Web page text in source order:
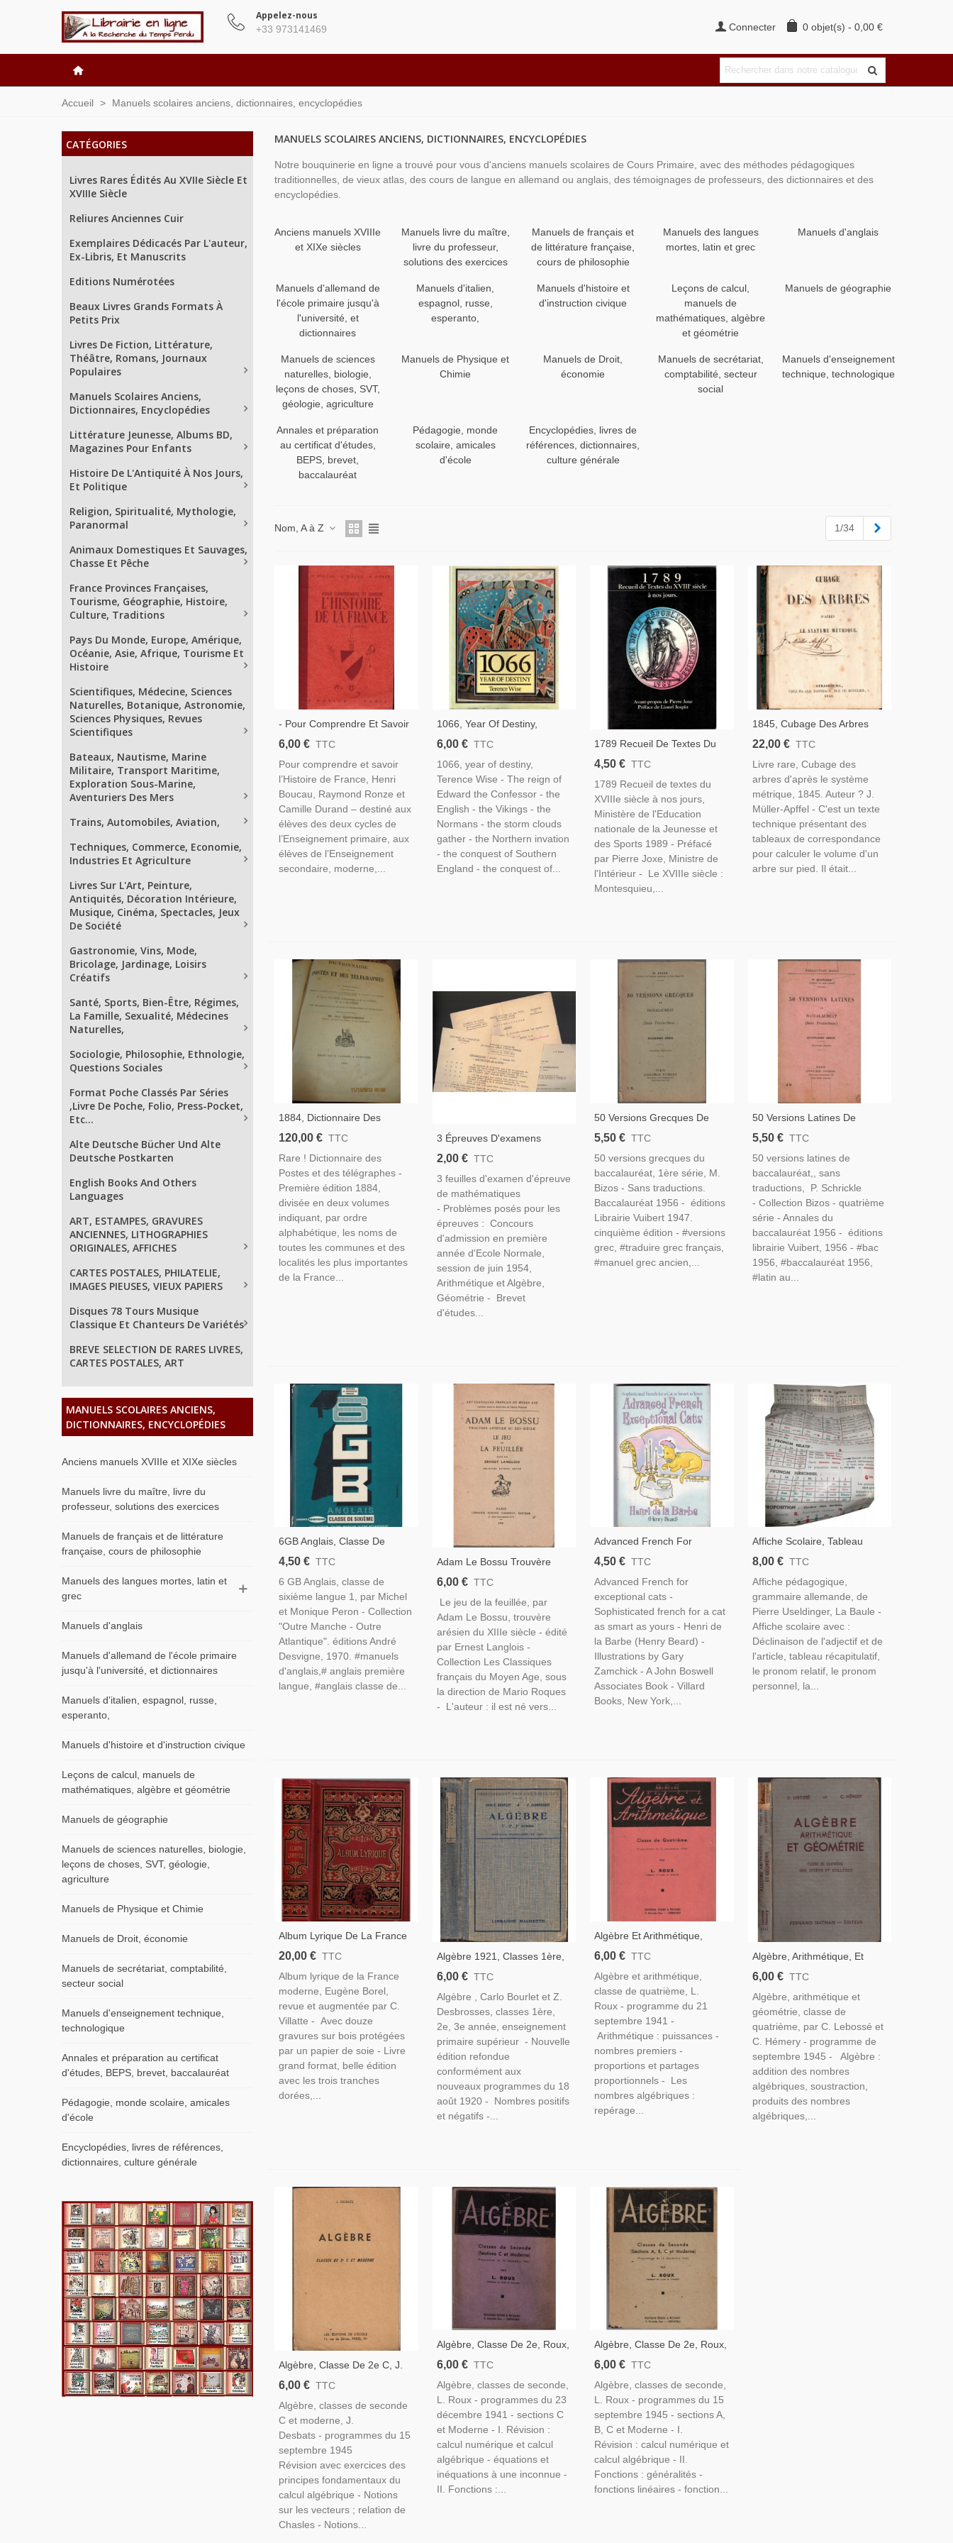
Appelez-nous
+33 973141469 Connecter 0 objet(s) - 0,00 €
Accueil > Manuels scolaires anciens, dictionnaires, encyclopédies
CATÉGORIES
Livres Rares Édités Au XVIIe Siècle Et
XVIIIe Siècle
Reliures Anciennes Cuir
Exemplaires Dédicacés Par L'auteur,
Ex-Libris, Et Manuscrits
Editions Numérotées
Beaux Livres Grands Formats À
Petits Prix
Livres De Fiction, Littérature,
Théâtre, Romans, Journaux
Populaires
Manuels Scolaires Anciens,
Dictionnaires, Encyclopédies
Littérature Jeunesse, Albums BD,
Magazines Pour Enfants
Histoire De L'Antiquité À Nos Jours,
Et Politique
Religion, Spiritualité, Mythologie,
Paranormal
Animaux Domestiques Et Sauvages,
Chasse Et Pêche
France Provinces Françaises,
Tourisme, Géographie, Histoire,
Culture, Traditions
Pays Du Monde, Europe, Amérique,
Océanie, Asie, Afrique, Tourisme Et
Histoire
Scientifiques, Médecine, Sciences
Naturelles, Botanique, Astronomie,
Sciences Physiques, Revues
Scientifiques
Bateaux, Nautisme, Marine
Militaire, Transport Maritime,
Exploration Sous-Marine,
Aventuriers Des Mers
Trains, Automobiles, Aviation,
Techniques, Commerce, Economie,
Industries Et Agriculture
Livres Sur L'Art, Peinture,
Antiquités, Décoration Intérieure,
Musique, Cinéma, Spectacles, Jeux
De Société
Gastronomie, Vins, Mode,
Bricolage, Jardinage, Loisirs
Créatifs
Santé, Sports, Bien-Être, Régimes,
La Famille, Sexualité, Médecines
Naturelles,
Sociologie, Philosophie, Ethnologie,
Questions Sociales
Format Poche Classés Par Séries
,Livre De Poche, Folio, Press-Pocket,
Etc...
Alte Deutsche Bücher Und Alte
Deutsche Postkarten
English Books And Others
Languages
ART, ESTAMPES, GRAVURES
ANCIENNES, LITHOGRAPHIES
ORIGINALES, AFFICHES
CARTES POSTALES, PHILATELIE,
IMAGES PIEUSES, VIEUX PAPIERS
Disques 78 Tours Musique
Classique Et Chanteurs De Variétés
BREVE SELECTION DE RARES LIVRES,
CARTES POSTALES, ART
MANUELS SCOLAIRES ANCIENS,
DICTIONNAIRES, ENCYCLOPÉDIES
Anciens manuels XVIIIe et XIXe siècles
Manuels livre du maître, livre du
professeur, solutions des exercices
Manuels de français et de littérature
française, cours de philosophie
Manuels des langues mortes, latin et
grec
Manuels d'anglais
Manuels d'allemand de l'école primaire
jusqu'à l'université, et dictionnaires
Manuels d'italien, espagnol, russe,
esperanto,
Manuels d'histoire et d'instruction civique
Leçons de calcul, manuels de
mathématiques, algèbre et géométrie
Manuels de géographie
Manuels de sciences naturelles, biologie,
leçons de choses, SVT, géologie,
agriculture
Manuels de Physique et Chimie
Manuels de Droit, économie
Manuels de secrétariat, comptabilité,
secteur social
Manuels d'enseignement technique,
technologique
Annales et préparation au certificat
d'études, BEPS, brevet, baccalauréat
Pédagogie, monde scolaire, amicales
d'école
Encyclopédies, livres de références,
dictionnaires, culture générale
MANUELS SCOLAIRES ANCIENS, DICTIONNAIRES, ENCYCLOPÉDIES
Notre bouquinerie en ligne a trouvé pour vous d'anciens manuels scolaires de Cours Primaire, avec des méthodes pédagogiques
traditionnelles, de vieux atlas, des cours de langue en allemand ou anglais, des témoignages de professeurs, des dictionnaires et des
encyclopédies.
Anciens manuels XVIIIe
et XIXe siècles
Manuels livre du maître,
livre du professeur,
solutions des exercices
Manuels de français et
de littérature française,
cours de philosophie
Manuels des langues
mortes, latin et grec
Manuels d'anglais
Manuels d'allemand de
l'école primaire jusqu'à
l'université, et
dictionnaires
Manuels d'italien,
espagnol, russe,
esperanto,
Manuels d'histoire et
d'instruction civique
Leçons de calcul,
manuels de
mathématiques, algèbre
et géométrie
Manuels de géographie
Manuels de sciences
naturelles, biologie,
leçons de choses, SVT,
géologie, agriculture
Manuels de Physique et
Chimie
Manuels de Droit,
économie
Manuels de secrétariat,
comptabilité, secteur
social
Manuels d'enseignement
technique, technologique
Annales et préparation
au certificat d'études,
BEPS, brevet,
baccalauréat
Pédagogie, monde
scolaire, amicales
d'école
Encyclopédies, livres de
références, dictionnaires,
culture générale
Nom, A à Z 1/34
- Pour Comprendre Et Savoir
L’Histoire De France, Henri
Boucau, Raymond Ronze Et
Camille Durand, 1945 –
Manuels D’histoire
6,00 € TTC
Pour comprendre et savoir
l’Histoire de France, Henri
Boucau, Raymond Ronze et
Camille Durand – destiné aux
élèves des deux cycles de
l’Enseignement primaire, aux
élèves de l’Enseignement
secondaire, moderne,...
1066, Year Of Destiny,
Terence Wise, 1979 - Moyen
Age, Histoire Angleterre,
Invasions Normandes, Middle
Age, English Books
6,00 € TTC
1066, year of destiny,
Terence Wise - The reign of
Edward the Confessor - the
English - the Vikings - the
Normans - the storm clouds
gather - the Northern invation
- the conquest of Southern
England - the conquest of...
1789 Recueil De Textes Du
XVIIIe Siècle À Nos Jours,
Nationale, 1989 - Révolution
De 1789, République
4,50 € TTC
1789 Recueil de textes du
XVIIIe siècle à nos jours,
Ministère de l'Education
nationale de la Jeunesse et
des Sports 1989 - Préfacé
par Pierre Joxe, Ministre de
l'Intérieur - Le XVIIIe siècle :
Montesquieu,...
1845, Cubage Des Arbres
D'après Le Système
Métrique, Dannbach
Strasbourg - Arbres,
Manuscrit, Alsatiques,
Généalogie, Barr,
22,00 € TTC
Livre rare, Cubage des
arbres d'après le système
métrique, 1845. Auteur ? J.
Müller-Apffel - C'est un texte
technique présentant des
tableaux de correspondance
pour calculer le volume d'un
arbre sur pied. Il était...
1884, Dictionnaire Des
Postes Et Des Télégraphes
Cochery - Annuaire Algérie,
France, Généalogie,
120,00 € TTC
Rare ! Dictionnaire des
Postes et des télégraphes -
Première édition 1884,
divisée en deux volumes
indiquant, par ordre
alphabétique, les noms de
toutes les communes et des
localités les plus importantes
de la France...
3 Épreuves D'examens
Mathématiques 1948, 1951
Normale, BEPC - Manuels
Mathématiques, Annales
Maths
2,00 € TTC
3 feuilles d'examen d'épreuve
de mathématiques
- Problèmes posés pour les
épreuves : Concours
d'admission en première
année d'Ecole Normale,
session de juin 1954,
Arithmétique et Algèbre,
Géométrie - Brevet
d'études...
50 Versions Grecques De
Baccalauréat, 1ère Série,
Annales Du Bac,
5,50 € TTC
50 versions grecques du
baccalauréat, 1ère série, M.
Bizos - Sans traductions.
Baccalauréat 1956 - éditions
Librairie Vuibert 1947.
cinquième édition - #versions
grec, #traduire grec français,
#manuel grec ancien,...
50 Versions Latines De
Baccalauréat, 4e Série,
Latin, Annales Baccalauréat,
5,50 € TTC
50 versions latines de
baccalauréat,, sans
traductions, P. Schrickle
- Collection Bizos - quatrième
série - Annales du
baccalauréat 1956 - éditions
librairie Vuibert, 1956 - #bac
1956, #baccalauréat 1956,
#latin au...
6GB Anglais, Classe De
Sixième, Michel Peron, 1970 -
4,50 € TTC
6 GB Anglais, classe de
sixième langue 1, par Michel
et Monique Peron - Collection
"Outre Manche - Outre
Atlantique". éditions André
Desvigne, 1970. #manuels
d'anglais,# anglais première
langue, #anglais classe de...
Adam Le Bossu Trouvère
Artésien Du XIIIe S, Le Jeu
Classiques Français, Théâtre,
Littérature Moyen Age,
6,00 € TTC
Le jeu de la feuillée, par
Adam Le Bossu, trouvère
arésien du XIIIe siècle - édité
par Ernest Langlois -
Collection Les Classiques
français du Moyen Age, sous
la direction de Mario Roques
- L'auteur : il est né vers...
Advanced French For
Exceptional Cats, Henri De La
Children, Humour, Manuels
D'anglais
4,50 € TTC
Advanced French for
exceptional cats -
Sophisticated french for a cat
as smart as yours - Henri de
la Barbe (Henry Beard) -
Illustrations by Gary
Zamchick - A John Boswell
Associates Book - Villard
Books, New York,...
Affiche Scolaire, Tableau
Récapitulatif Grammaire
- Manuels D'allemand, Livre
Du Maître
8,00 € TTC
Affiche pédagogique,
grammaire allemande, de
Pierre Useldinger, La Baule -
Affiche scolaire avec :
Déclinaison de l'adjectif et de
l'article, tableau récapitulatif,
le pronom relatif, le pronom
personnel, la...
Album Lyrique De La France
Moderne, Eugène Borel,
Anthologie Littérature Lyrique
XIXe Siècle
20,00 € TTC
Album lyrique de la France
moderne, Eugène Borel,
revue et augmentée par C.
Villatte - Avec douze
gravures sur bois protégées
par un papier de soie - Livre
grand format, belle édition
avec les trois tranches
dorées,...
Algèbre 1921, Classes 1ère,
2e 3e Années, Primaire
Desbrosses - Manuels
Mathématiques,
6,00 € TTC
Algèbre , Carlo Bourlet et Z.
Desbrosses, classes 1ère,
2e, 3e année, enseignement
primaire supérieur - Nouvelle
édition refondue
conformément aux
nouveaux programmes du 18
août 1920 - Nombres positifs
et négatifs -...
Algèbre Et Arithmétique,
Classe De 4e, Programme
Manuels Mathématiques,
6,00 € TTC
Algèbre et arithmétique,
classe de quatrième, L.
Roux - programme du 21
septembre 1941 -
Arithmétique : puissances -
nombres premiers -
proportions et partages
proportionnels - Les
nombres algébriques :
repérage...
Algèbre, Arithmétique, Et
Géométrie, Classe De 4e,
Hémery, 1946 - Manuels
Mathématiques,
6,00 € TTC
Algèbre, arithmétique et
géométrie, classe de
quatrième, par C. Lebossé et
C. Hémery - programme de
septembre 1945 - Algèbre :
addition des nombres
algébriques, soustraction,
produits des nombres
algébriques,...
Algèbre, Classe De 2e C, J.
Desbats, 1946 -,
Septembre 1945, Manuel De
Mathématiques,
6,00 € TTC
Algèbre, classes de seconde
C et moderne, J.
Desbats - programmes du 15
septembre 1945
Révision avec exercices des
principes fondamentaux du
calcul algébrique - Notions
sur les vecteurs ; relation de
Chasles - Notions...
Algèbre, Classe De 2e, Roux,
1944 - Programmes De 1941,
6,00 € TTC
Algèbre, classes de seconde,
L. Roux - programmes du 23
décembre 1941 - sections C
et Moderne - I. Révision :
calcul numérique et calcul
algébrique - équations et
inéquations à une inconnue -
II. Fonctions :...
Algèbre, Classe De 2e, Roux,
1946 - Programmes De 1945,
Enseignement Secondaire
6,00 € TTC
Algèbre, classes de seconde,
L. Roux - programmes du 15
septembre 1945 - sections A,
B, C et Moderne - I.
Révision : calcul numérique et
calcul algébrique - II.
Fonctions : généralités -
fonctions linéaires - fonction...